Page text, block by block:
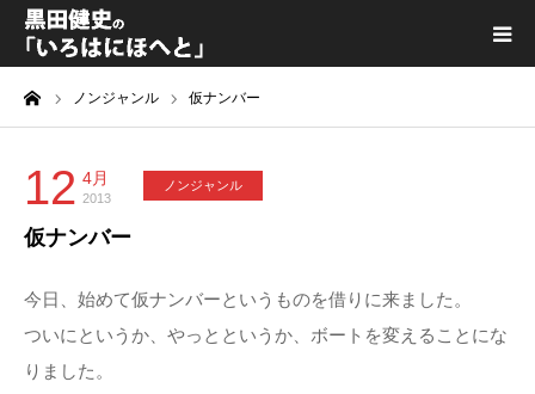
ノンジャンル 仮ナンバー
12 4月
2013
ノンジャンル
仮ナンバー
今日、始めて仮ナンバーというものを借りに来ました。
ついにというか、やっとというか、ボートを変えることにな
りました。
黒田健史プロフィール
カテゴリ一覧
喫茶KURODA
YouTube｜Kuro channel
メディア出演